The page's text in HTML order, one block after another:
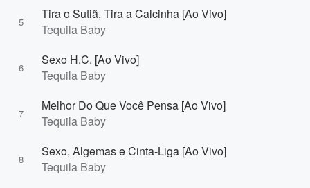
5
Tira o Sutiã, Tira a Calcinha [Ao Vivo]
Tequila Baby
6
Sexo H.C. [Ao Vivo]
Tequila Baby
7
Melhor Do Que Você Pensa [Ao Vivo]
Tequila Baby
8
Sexo, Algemas e Cinta-Liga [Ao Vivo]
Tequila Baby